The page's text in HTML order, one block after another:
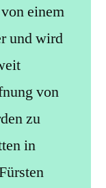
einem
und wird
von
zu
in